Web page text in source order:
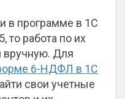
в программе в 1С
то работа по их
вручную. Для
6-НДФЛ в 1С
свои учетные